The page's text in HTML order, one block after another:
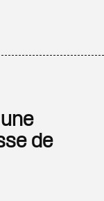
de